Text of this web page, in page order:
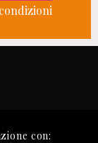
con: